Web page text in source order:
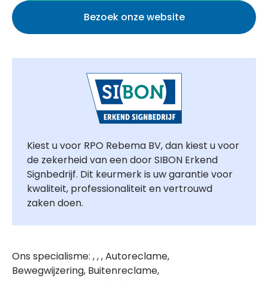
Bezoek onze website
Kiest u voor RPO Rebema BV, dan kiest u voor
de zekerheid van een door SIBON Erkend
Signbedrijf. Dit keurmerk is uw garantie voor
kwaliteit, professionaliteit en vertrouwd
zaken doen.
Ons specialisme: , , , Autoreclame,
Bewegwijzering, Buitenreclame,